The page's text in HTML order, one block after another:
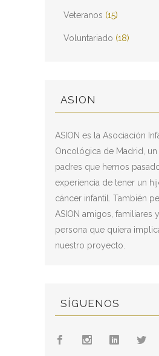
Veteranos (15)
Voluntariado (18)
ASION
ASION es la Asociación
Oncológica de Madrid,
padres que hemos
experiencia de tener un
cáncer infantil. También
ASION amigos, familiares
persona que quiera
nuestro proyecto.
SÍGUENOS